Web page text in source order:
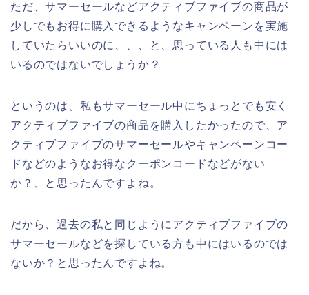
ただ、サマーセールなどアクティブファイブの商品が
少しでもお得に購入できるようなキャンペーンを実施
していたらいいのに、、、と、思っている人も中には
いるのではないでしょうか？
というのは、私もサマーセール中にちょっとでも安く
アクティブファイブの商品を購入したかったので、ア
クティブファイブのサマーセールやキャンペーンコー
ドなどのようなお得なクーポンコードなどがない
か？、と思ったんですよね。
だから、過去の私と同じようにアクティブファイブの
サマーセールなどを探している方も中にはいるのでは
ないか？と思ったんですよね。